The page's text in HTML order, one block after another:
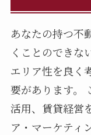
あなたの持つ不
くことのできな
エリア性を良く
要があります。
活用、賃貸経営
ア・マーケティ